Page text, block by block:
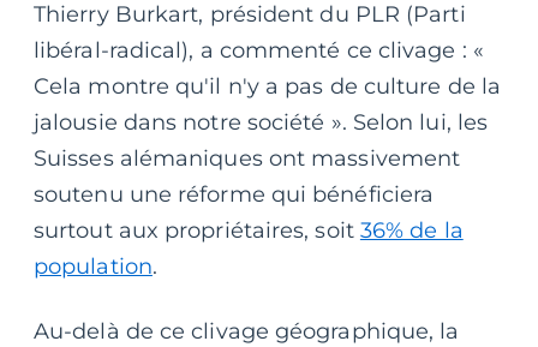
Thierry Burkart, président du PLR (Parti
libéral-radical), a commenté ce clivage : «
Cela montre qu'il n'y a pas de culture de la
jalousie dans notre société ». Selon lui, les
Suisses alémaniques ont massivement
soutenu une réforme qui bénéficiera
surtout aux propriétaires, soit 36% de la
population.
Au-delà de ce clivage géographique, la